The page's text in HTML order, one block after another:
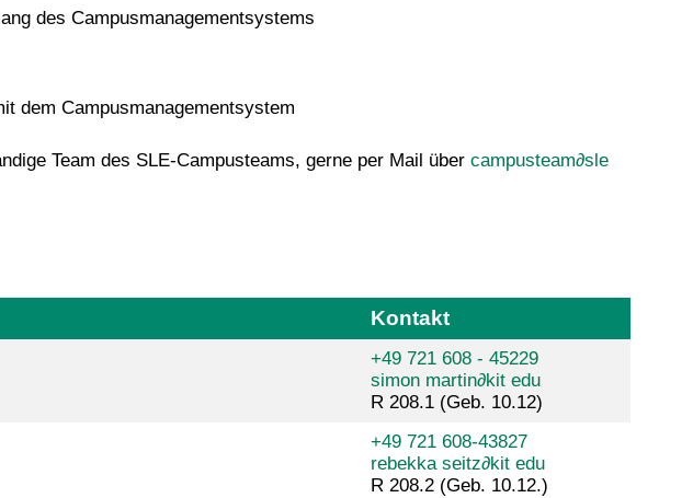
des Campusmanagementsystems
dem Campusmanagementsystem
Team des SLE-Campusteams, gerne per Mail über campusteam∂sle
Kontakt
+49 721 608 - 45229
simon martin∂kit edu
R 208.1 (Geb. 10.12)
+49 721 608-43827
rebekka seitz∂kit edu
R 208.2 (Geb. 10.12.)